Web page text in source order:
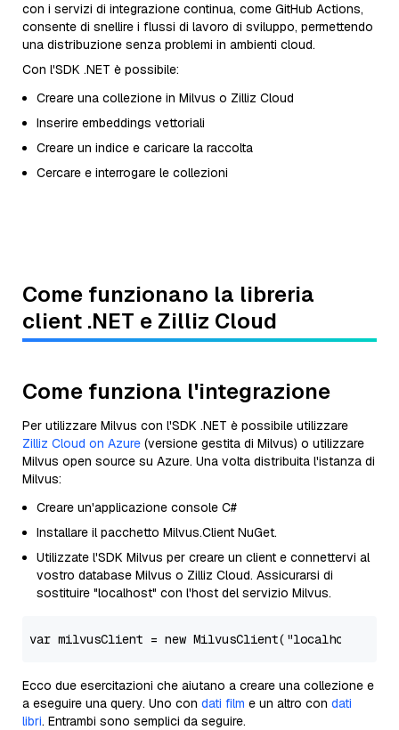
con i servizi di integrazione continua, come GitHub Actions,
consente di snellire i flussi di lavoro di sviluppo, permettendo
una distribuzione senza problemi in ambienti cloud.
Con l'SDK .NET è possibile:
Creare una collezione in Milvus o Zilliz Cloud
Inserire embeddings vettoriali
Creare un indice e caricare la raccolta
Cercare e interrogare le collezioni
Come funzionano la libreria
client .NET e Zilliz Cloud
Come funziona l'integrazione
Per utilizzare Milvus con l'SDK .NET è possibile utilizzare
Zilliz Cloud on Azure (versione gestita di Milvus) o utilizzare
Milvus open source su Azure. Una volta distribuita l'istanza di
Milvus:
Creare un'applicazione console C#
Installare il pacchetto Milvus.Client NuGet.
Utilizzate l'SDK Milvus per creare un client e connettervi al
vostro database Milvus o Zilliz Cloud. Assicurarsi di
sostituire "localhost" con l'host del servizio Milvus.
var milvusClient = new MilvusClient( "localhost"
Ecco due esercitazioni che aiutano a creare una collezione e
a eseguire una query. Uno con dati film e un altro con dati
libri. Entrambi sono semplici da seguire.